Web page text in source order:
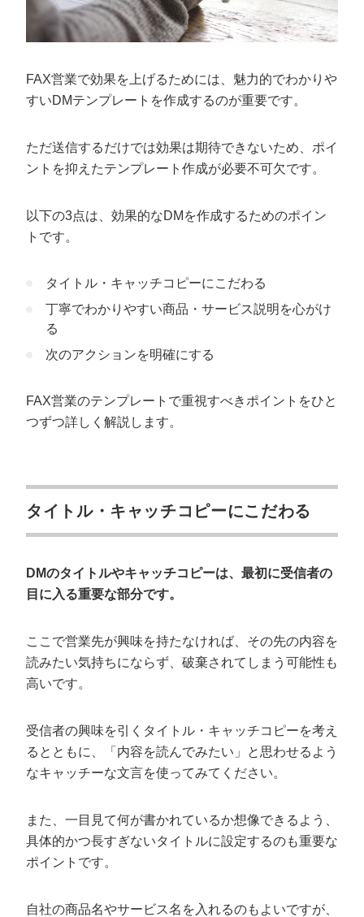
FAX営業で効果を上げるためには、魅力的でわかりや
すいDMテンプレートを作成するのが重要です。
ただ送信するだけでは効果は期待できないため、ポイ
ントを抑えたテンプレート作成が必要不可欠です。
以下の3点は、効果的なDMを作成するためのポイン
トです。
タイトル・キャッチコピーにこだわる
丁寧でわかりやすい商品・サービス説明を心がけ
る
次のアクションを明確にする
FAX営業のテンプレートで重視すべきポイントをひと
つずつ詳しく解説します。
タイトル・キャッチコピーにこだわる
DMのタイトルやキャッチコピーは、最初に受信者の
目に入る重要な部分です。
ここで営業先が興味を持たなければ、その先の内容を
読みたい気持ちにならず、破棄されてしまう可能性も
高いです。
受信者の興味を引くタイトル・キャッチコピーを考え
るとともに、「内容を読んでみたい」と思わせるよう
なキャッチーな文言を使ってみてください。
また、一目見て何が書かれているか想像できるよう、
具体的かつ長すぎないタイトルに設定するのも重要な
ポイントです。
自社の商品名やサービス名を入れるのもよいですが、